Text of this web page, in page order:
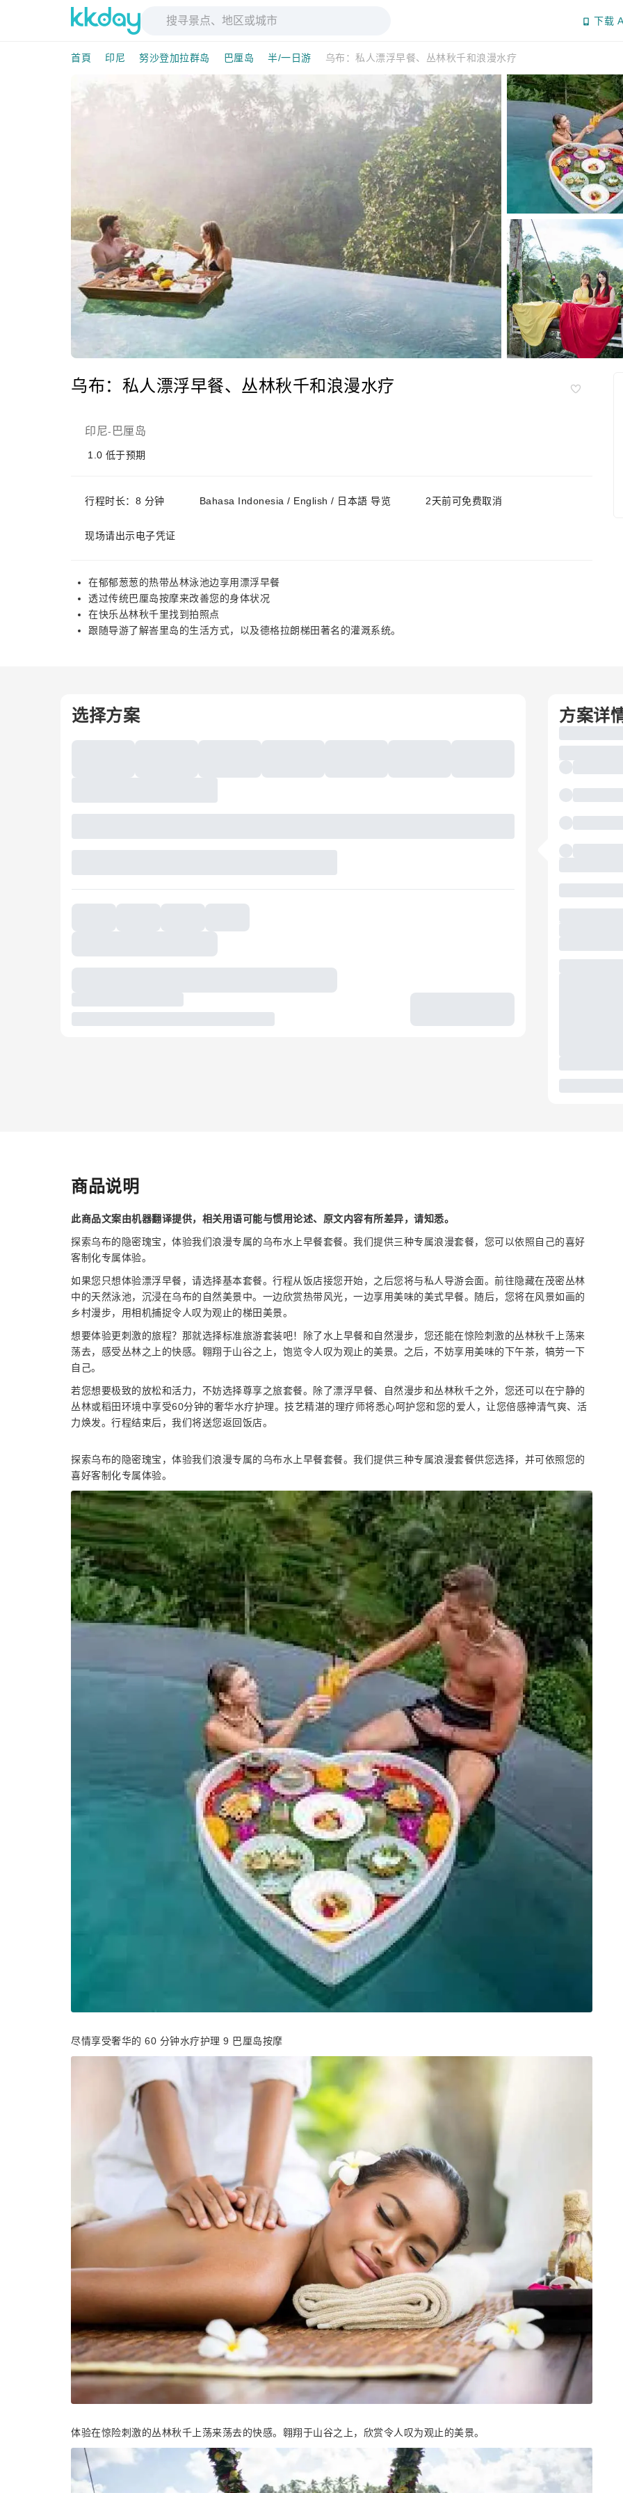
下载
首頁 印尼 努沙登加拉群岛 巴厘岛 半/一日游 乌布：私人漂浮早餐、丛林秋千和浪漫水疗
乌布：私人漂浮早餐、丛林秋千和浪漫水疗
印尼- 巴厘岛
1.0 低于预期
行程时长：8 分钟 Bahasa Indonesia / English / 日本語 导览 2天前可免费取消
现场请出示电子凭证
在郁郁葱葱的热带丛林泳池边享用漂浮早餐
透过传统巴厘岛按摩来改善您的身体状况
在快乐丛林秋千里找到拍照点
跟随导游了解峇里岛的生活方式，以及德格拉朗梯田著名的灌溉系统。
选择方案 方案详
商品说明
此商品文案由机器翻译提供，相关用语可能与惯用论述、原文内容有所差异，请知悉。
探索乌布的隐密瑰宝，体验我们浪漫专属的乌布水上早餐套餐。我们提供三种专属浪漫套餐，您可以依照自己的喜好
客制化专属体验。
如果您只想体验漂浮早餐，请选择基本套餐。行程从饭店接您开始，之后您将与私人导游会面。前往隐藏在茂密丛林
中的天然泳池，沉浸在乌布的自然美景中。一边欣赏热带风光，一边享用美味的美式早餐。随后，您将在风景如画的
乡村漫步，用相机捕捉令人叹为观止的梯田美景。
想要体验更刺激的旅程？那就选择标准旅游套装吧！除了水上早餐和自然漫步，您还能在惊险刺激的丛林秋千上荡来
荡去，感受丛林之上的快感。翱翔于山谷之上，饱览令人叹为观止的美景。之后，不妨享用美味的下午茶，犒劳一下
自己。
若您想要极致的放松和活力，不妨选择尊享之旅套餐。除了漂浮早餐、自然漫步和丛林秋千之外，您还可以在宁静的
丛林或稻田环境中享受60分钟的奢华水疗护理。技艺精湛的理疗师将悉心呵护您和您的爱人，让您倍感神清气爽、活
力焕发。行程结束后，我们将送您返回饭店。
探索乌布的隐密瑰宝，体验我们浪漫专属的乌布水上早餐套餐。我们提供三种专属浪漫套餐供您选择，并可依照您的
喜好客制化专属体验。
尽情享受奢华的 60 分钟水疗护理 9 巴厘岛按摩
体验在惊险刺激的丛林秋千上荡来荡去的快感。翱翔于山谷之上，欣赏令人叹为观止的美景。